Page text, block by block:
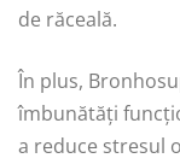
de răceală.
În plus,
îmbunătăți
a reduce stresul